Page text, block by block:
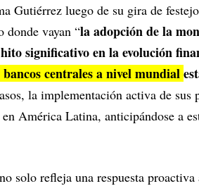
Gutiérrez luego de su gira de
vayan “la adopción de la
significativo en la evolución
bancos centrales a nivel mundial
la implementación activa de sus
América Latina, anticipándose a
solo refleja una respuesta